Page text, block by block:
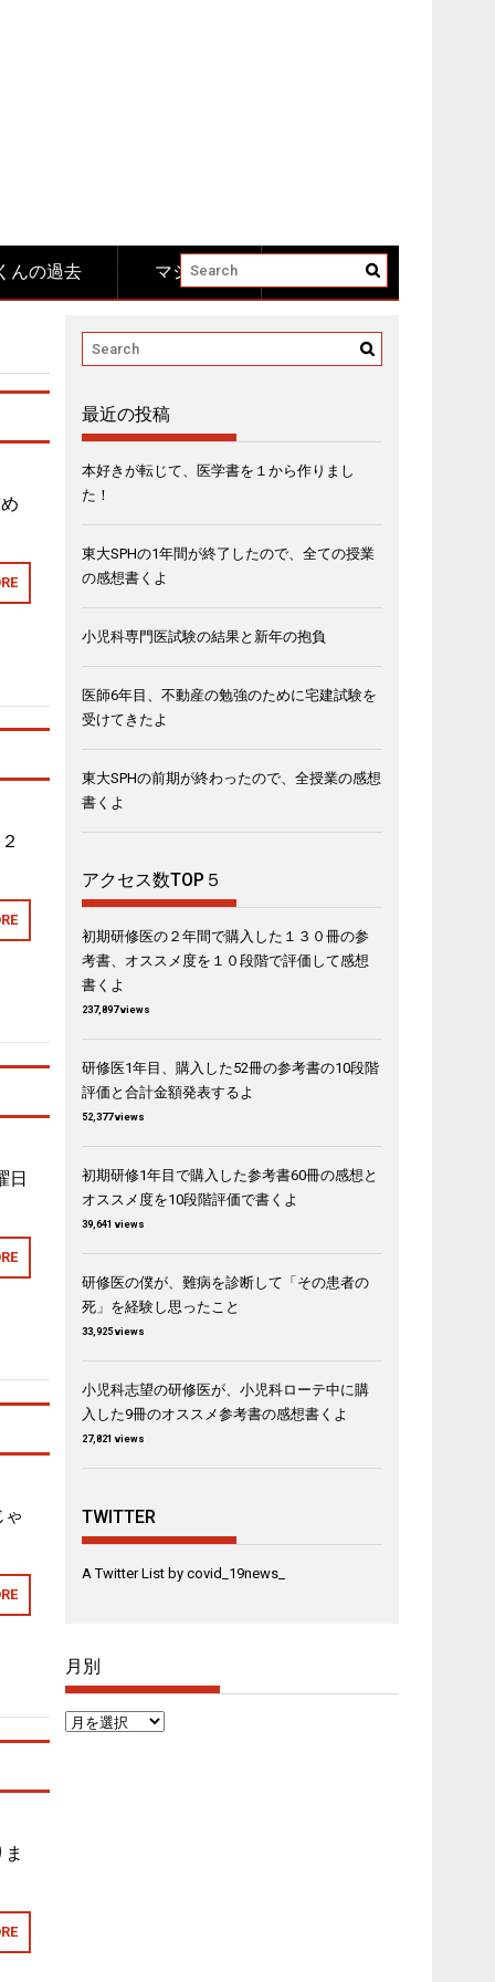
んの過去 マジメ系
日
最近の投稿
本好きが転じて、医学書を１から作りまし
た！
東大SPHの1年間が終了したので、全ての授業
の感想書くよ
小児科専門医試験の結果と新年の抱負
医師6年目、不動産の勉強のために宅建試験を
受けてきたよ
東大SPHの前期が終わったので、全授業の感想
書くよ
アクセス数TOP５
初期研修医の２年間で購入した１３０冊の参
考書、オススメ度を１０段階で評価して感想
書くよ
237,897 views
研修医1年目、購入した52冊の参考書の10段階
評価と合計金額発表するよ
52,377 views
初期研修1年目で購入した参考書60冊の感想と
オススメ度を10段階評価で書くよ
39,641 views
研修医の僕が、難病を診断して「その患者の
死」を経験し思ったこと
33,925 views
小児科志望の研修医が、小児科ローテ中に購
入した9冊のオススメ参考書の感想書くよ
27,821 views
TWITTER
A Twitter List by covid_19news_
月別
月